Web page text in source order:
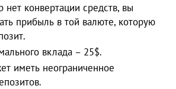
конвертации средств, вы
прибыль в той валюте, которую
вклада – 25$.
иметь неограниченное